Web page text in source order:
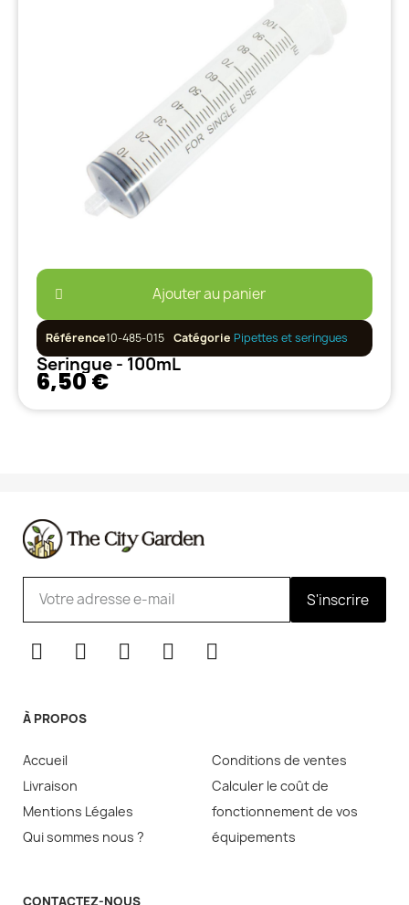
Ajouter au panier
Référence10-485-015 Catégorie Pipettes et seringues
Seringue - 100mL
6,50 €
S'inscrire
À PROPOS
Accueil
Livraison
Mentions Légales
Qui sommes nous ?
Conditions de ventes
Calculer le coût de
fonctionnement de vos
équipements
CONTACTEZ-NOUS